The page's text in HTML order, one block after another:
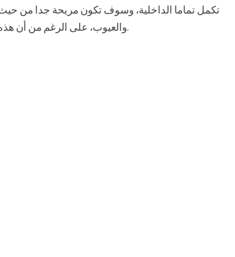
تكمل تماما الداخلية، وسوف تكون مريحة جدا من حيث
والعيوب، على الرغم من أن هذه الأخيرة ليس لديها الكثير من الأبواب الانزلاقية.